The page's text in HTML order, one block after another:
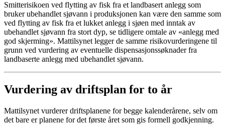
Smitterisikoen ved flytting av fisk fra et landbasert anlegg som
bruker ubehandlet sjøvann i produksjonen kan være den samme som
ved flytting av fisk fra et lukket anlegg i sjøen med inntak av
ubehandlet sjøvann fra stort dyp, se tidligere omtale av «anlegg med
god skjerming». Mattilsynet legger de samme risikovurderingene til
grunn ved vurdering av eventuelle dispensasjonssøknader fra
landbaserte anlegg med ubehandlet sjøvann.
Vurdering av driftsplan for to år
Mattilsynet vurderer driftsplanene for begge kalenderårene, selv om
det bare er planene for det første året som gis formell godkjenning.